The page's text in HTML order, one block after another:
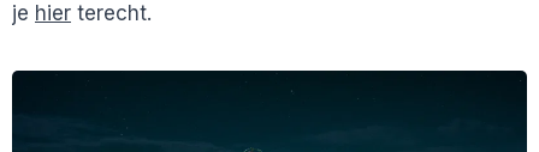
je hier terecht.